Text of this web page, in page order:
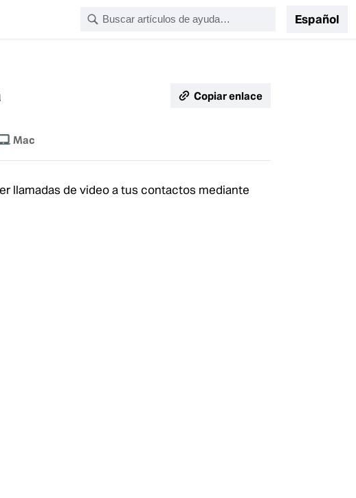
Español
Copiar enlace
Mac
llamadas de video a tus contactos mediante